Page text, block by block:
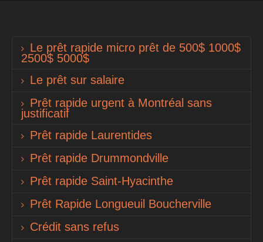
Le prêt rapide micro prêt de 500$ 1000$
2500$ 5000$
Le prêt sur salaire
Prêt rapide urgent à Montréal sans
justificatif
Prêt rapide Laurentides
Prêt rapide Drummondville
Prêt rapide Saint-Hyacinthe
Prêt Rapide Longueuil Boucherville
Crédit sans refus